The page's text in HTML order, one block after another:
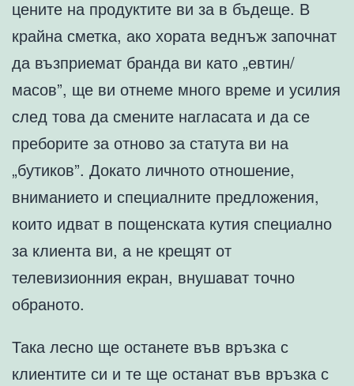
цените на продуктите ви за в бъдеще. В
крайна сметка, ако хората веднъж започнат
да възприемат бранда ви като „евтин/
масов”, ще ви отнеме много време и усилия
след това да смените нагласата и да се
преборите за отново за статута ви на
„бутиков”. Докато личното отношение,
вниманието и специалните предложения,
които идват в пощенската кутия специално
за клиента ви, а не крещят от
телевизионния екран, внушават точно
обраното.
Така лесно ще останете във връзка с
клиентите си и те ще останат във връзка с